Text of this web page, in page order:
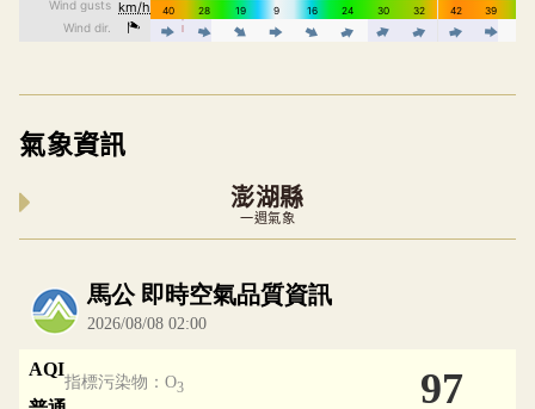
氣象資訊
澎湖縣
一週氣象
內嵌空氣品質小工具為視覺預覽，完整即時空